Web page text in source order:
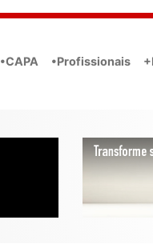
•CAPA •Profissionais